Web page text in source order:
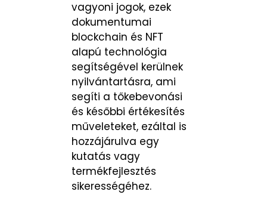
vagyoni jogok, ezek
dokumentumai
blockchain és NFT
alapú technológia
segítségével kerülnek
nyilvántartásra, ami
segíti a tőkebevonási
és későbbi értékesítés
műveleteket, ezáltal is
hozzájárulva egy
kutatás vagy
termékfejlesztés
sikerességéhez.